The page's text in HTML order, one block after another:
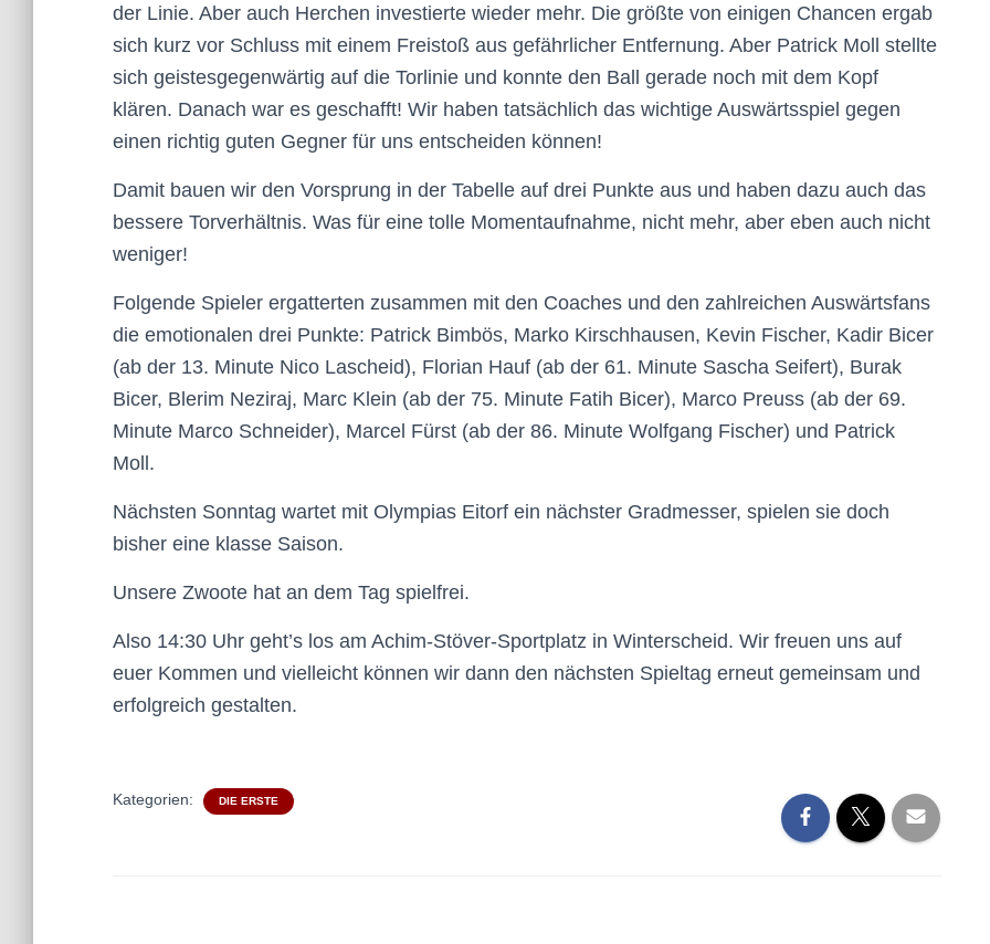
der Linie. Aber auch Herchen investierte wieder mehr. Die größte von einigen Chancen ergab
sich kurz vor Schluss mit einem Freistoß aus gefährlicher Entfernung. Aber Patrick Moll stellte
sich geistesgegenwärtig auf die Torlinie und konnte den Ball gerade noch mit dem Kopf
klären. Danach war es geschafft! Wir haben tatsächlich das wichtige Auswärtsspiel gegen
einen richtig guten Gegner für uns entscheiden können!
Damit bauen wir den Vorsprung in der Tabelle auf drei Punkte aus und haben dazu auch das
bessere Torverhältnis. Was für eine tolle Momentaufnahme, nicht mehr, aber eben auch nicht
weniger!
Folgende Spieler ergatterten zusammen mit den Coaches und den zahlreichen Auswärtsfans
die emotionalen drei Punkte: Patrick Bimbös, Marko Kirschhausen, Kevin Fischer, Kadir Bicer
(ab der 13. Minute Nico Lascheid), Florian Hauf (ab der 61. Minute Sascha Seifert), Burak
Bicer, Blerim Neziraj, Marc Klein (ab der 75. Minute Fatih Bicer), Marco Preuss (ab der 69.
Minute Marco Schneider), Marcel Fürst (ab der 86. Minute Wolfgang Fischer) und Patrick
Moll.
Nächsten Sonntag wartet mit Olympias Eitorf ein nächster Gradmesser, spielen sie doch
bisher eine klasse Saison.
Unsere Zwoote hat an dem Tag spielfrei.
Also 14:30 Uhr geht’s los am Achim-Stöver-Sportplatz in Winterscheid. Wir freuen uns auf
euer Kommen und vielleicht können wir dann den nächsten Spieltag erneut gemeinsam und
erfolgreich gestalten.
Kategorien: DIE ERSTE